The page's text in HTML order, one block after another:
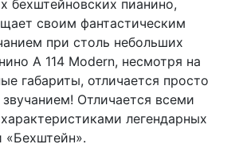
бехштейновских пианино,
своим фантастическим
при столь небольших
A 114 Modern, несмотря на
габариты, отличается просто
Oтличается всеми
легендарных
«Бехштейн».